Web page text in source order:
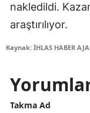
nakledildi.
araştırılıyor.
Kaynak: İHLAS HABER
Takma Ad